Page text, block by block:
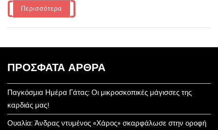
Περισσότερα
ΠΡΌΣΦΑΤΑ ΆΡΘΡΑ
Παγκόσμια Ημέρα Γάτας: Οι μικροσκοπικές μάγισσες της
καρδιάς μας!
Ουαλία: Άνδρας ντυμένος «Χάρος» σκαρφάλωσε στην οροφή